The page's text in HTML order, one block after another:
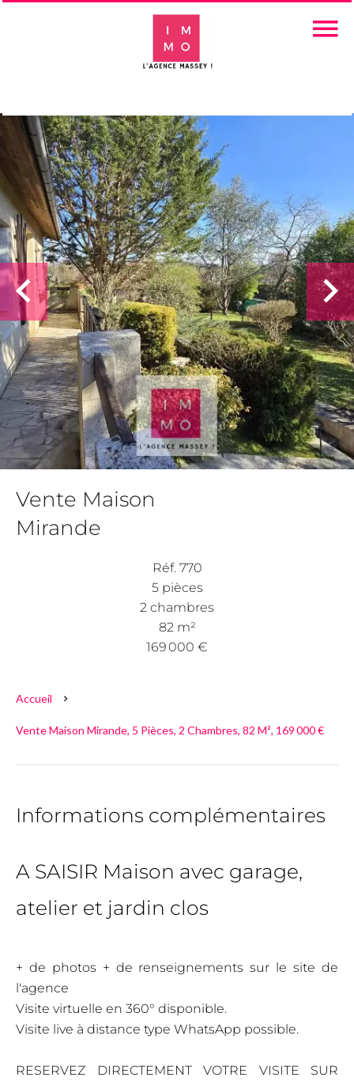
Vente Maison
Mirande
Réf. 770
5 pièces
2 chambres
82 m²
169 000 €
Accueil
Vente Maison Mirande, 5 Pièces, 2 Chambres, 82 M², 169 000 €
Informations complémentaires
A SAISIR Maison avec garage,
atelier et jardin clos
+ de photos + de renseignements sur le site de
l'agence
Visite virtuelle en 360° disponible.
Visite live à distance type WhatsApp possible.
RESERVEZ DIRECTEMENT VOTRE VISITE SUR